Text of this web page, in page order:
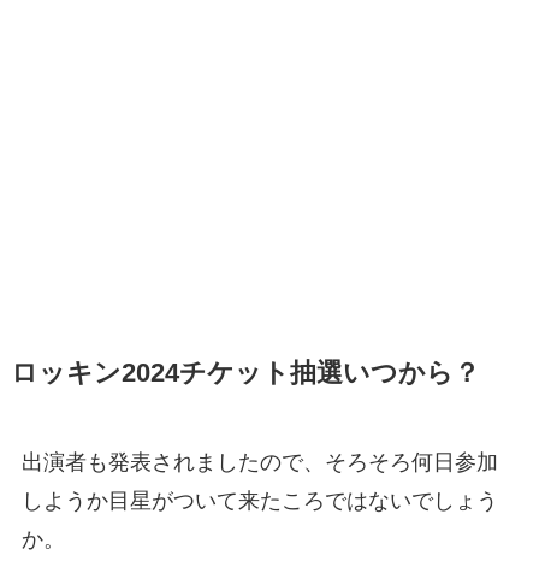
ロッキン2024チケット抽選いつから？
出演者も発表されましたので、そろそろ何日参加
しようか目星がついて来たころではないでしょう
か。